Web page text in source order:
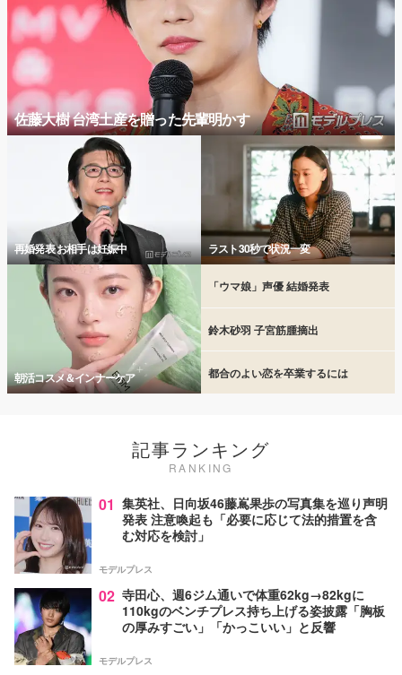
佐藤大樹 台湾土産を贈った先輩明かす
再婚発表 お相手は妊娠中 ラスト30秒で状況一変
朝活コスメ＆インナーケア
「ウマ娘」声優 結婚発表
鈴木砂羽 子宮筋腫摘出
都合のよい恋を卒業するには
記事ランキング
RANKING
01 集英社、日向坂46藤嶌果歩の写真集を巡り声明
発表 注意喚起も「必要に応じて法的措置を含
む対応を検討」
モデルプレス
02 寺田心、週6ジム通いで体重62kg→82kgに
110kgのベンチプレス持ち上げる姿披露「胸板
の厚みすごい」「かっこいい」と反響
モデルプレス